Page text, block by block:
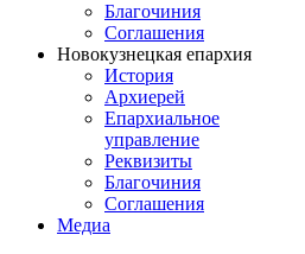
Благочиния
Соглашения
Новокузнецкая епархия
История
Архиерей
Епархиальное
управление
Реквизиты
Благочиния
Соглашения
Медиа